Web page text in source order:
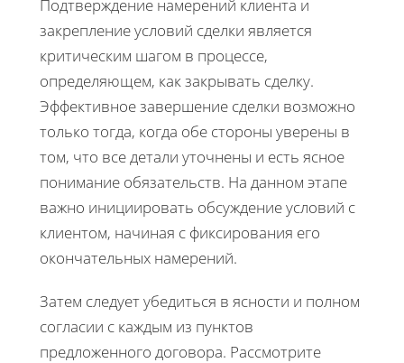
Подтверждение намерений клиента и
закрепление условий сделки является
критическим шагом в процессе,
определяющем, как закрывать сделку.
Эффективное завершение сделки возможно
только тогда, когда обе стороны уверены в
том, что все детали уточнены и есть ясное
понимание обязательств. На данном этапе
важно инициировать обсуждение условий с
клиентом, начиная с фиксирования его
окончательных намерений.
Затем следует убедиться в ясности и полном
согласии с каждым из пунктов
предложенного договора. Рассмотрите